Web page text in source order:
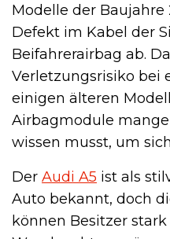
Modelle der Baujahre
Defekt im Kabel der
Beifahrerairbag ab.
Verletzungsrisiko bei
einigen älteren
Airbagmodule
wissen musst, um
Der Audi A5 ist als
Auto bekannt, doch
können Besitzer